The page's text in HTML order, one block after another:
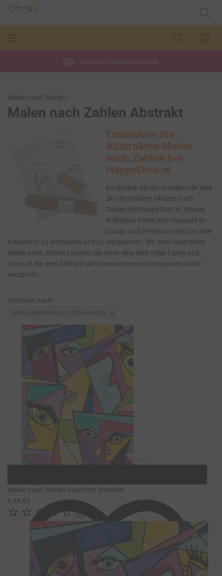
EXZELLENTER KUNDENSERVICE
Malen nach Zahlen /
Malen nach Zahlen Abstrakt
Entdecken Sie
Abstraktes Malen
nach Zahlen bei
HappyDots.nl
Entdecken Sie die wundervolle Welt
des Abstrakten Malens nach
Zahlen bei HappyDots.nl. Unsere
Kollektion bietet eine Auswahl an
Luxus- und Premium-Sets, um Ihre
Kreativität zu entfesseln und zu entspannen. Mit dem Abstrakten
Malen nach Zahlen tauchen Sie ein in eine Welt voller Farbe und
Form, in der jede Zahl auf der Leinwand einer bestimmten Farbe
entspricht.
Sortieren nach:
Malen nach Zahlen Gesichter abstrakt
€ 24,95
    (0)